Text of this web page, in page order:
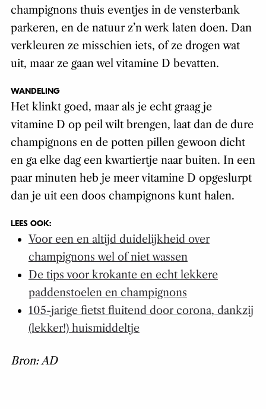
champignons thuis eventjes in de vensterbank
parkeren, en de natuur z’n werk laten doen. Dan
verkleuren ze misschien iets, of ze drogen wat
uit, maar ze gaan wel vitamine D bevatten.
WANDELING
Het klinkt goed, maar als je echt graag je
vitamine D op peil wilt brengen, laat dan de dure
champignons en de potten pillen gewoon dicht
en ga elke dag een kwartiertje naar buiten. In een
paar minuten heb je meer vitamine D opgeslurpt
dan je uit een doos champignons kunt halen.
LEES OOK:
Voor een en altijd duidelijkheid over
champignons wel of niet wassen
De tips voor krokante en echt lekkere
paddenstoelen en champignons
105-jarige fietst fluitend door corona, dankzij
(lekker!) huismiddeltje
Bron: AD